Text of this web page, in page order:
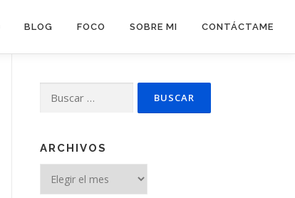
BLOG FOCO SOBRE MI CONTÁCTAME
ARCHIVOS